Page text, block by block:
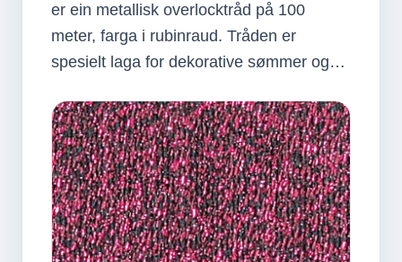
er ein metallisk overlocktråd på 100
meter, farga i rubinraud. Tråden er
spesielt laga for dekorative sømmer og…